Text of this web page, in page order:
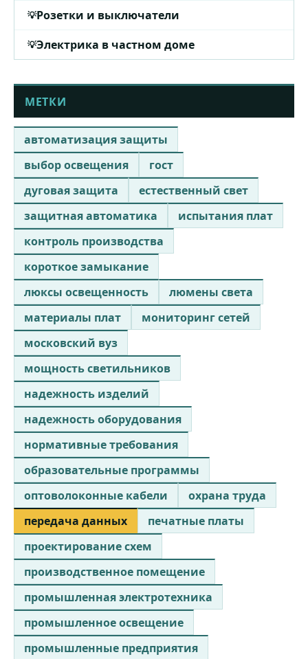
Розетки и выключатели
Электрика в частном доме
МЕТКИ
автоматизация защиты
выбор освещения
гост
дуговая защита
естественный свет
защитная автоматика
испытания плат
контроль производства
короткое замыкание
люксы освещенность
люмены света
материалы плат
мониторинг сетей
московский вуз
мощность светильников
надежность изделий
надежность оборудования
нормативные требования
образовательные программы
оптоволоконные кабели
охрана труда
передача данных
печатные платы
проектирование схем
производственное помещение
промышленная электротехника
промышленное освещение
промышленные предприятия